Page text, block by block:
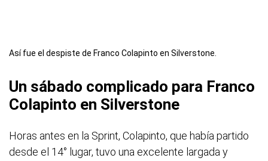
Así fue el despiste de Franco Colapinto en Silverstone.
Un sábado complicado para Franco
Colapinto en Silverstone
Horas antes en la Sprint, Colapinto, que había partido
desde el 14° lugar, tuvo una excelente largada y